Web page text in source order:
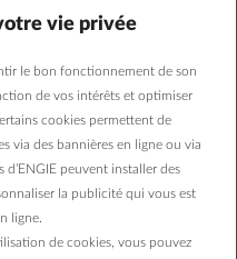
Green & Smart
vie privée
le bon fonctionnement de son
de vos intérêts et optimiser
cookies permettent de
via des bannières en ligne ou via
d’ENGIE peuvent installer des
la publicité qui vous est
ligne.
de cookies, vous pouvez